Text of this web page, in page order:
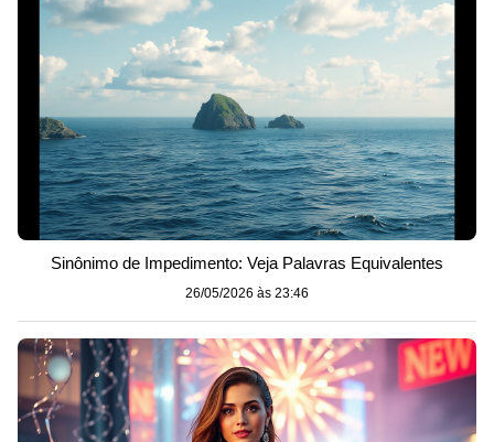
Sinônimo de Impedimento: Veja Palavras Equivalentes
26/05/2026 às 23:46